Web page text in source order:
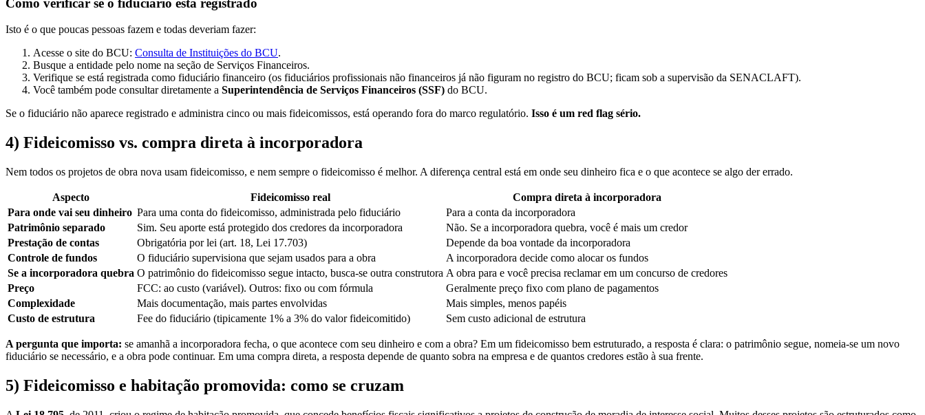
Isto é o que poucas pessoas fazem e todas deveriam fazer:
Acesse o site do BCU: Consulta de Instituições do BCU.
Busque a entidade pelo nome na seção de Serviços Financeiros.
Verifique se está registrada como fiduciário financeiro (os fiduciários profissionais não financeiros já não figuram no registro do BCU; ficam sob a supervisão da SENACLAFT).
Você também pode consultar diretamente a Superintendência de Serviços Financeiros (SSF) do BCU.
Se o fiduciário não aparece registrado e administra cinco ou mais fideicomissos, está operando fora do marco regulatório. Isso é um red flag sério.
4) Fideicomisso vs. compra direta à incorporadora
Nem todos os projetos de obra nova usam fideicomisso, e nem sempre o fideicomisso é melhor. A diferença central está em onde seu dinheiro fica e o que acontece se algo der errado.
Aspecto Fideicomisso real
Compra direta à incorporadora
Para onde vai seu dinheiro Para uma conta do fideicomisso, administrada pelo fiduciário
Para a conta da incorporadora
Patrimônio separado
Sim. Seu aporte está protegido dos credores da incorporadora
Não. Se a incorporadora quebra, você é mais um credor
Prestação de contas
Obrigatória por lei (art. 18, Lei 17.703)
Depende da boa vontade da incorporadora
Controle de fundos
O fiduciário supervisiona que sejam usados para a obra
A incorporadora decide como alocar os fundos
Se a incorporadora quebra O patrimônio do fideicomisso segue intacto, busca-se outra construtora A obra para e você precisa reclamar em um concurso de credores
Preço
FCC: ao custo (variável). Outros: fixo ou com fórmula
Geralmente preço fixo com plano de pagamentos
Complexidade
Mais documentação, mais partes envolvidas
Mais simples, menos papéis
Custo de estrutura
Fee do fiduciário (tipicamente 1% a 3% do valor fideicomitido) Sem custo adicional de estrutura
A pergunta que importa: se amanhã a incorporadora fecha, o que acontece com seu dinheiro e com a obra? Em um fideicomisso bem estruturado, a resposta é clara: o patrimônio segue, nomeia-se um novo
fiduciário se necessário, e a obra pode continuar. Em uma compra direta, a resposta depende de quanto sobra na empresa e de quantos credores estão à sua frente.
5) Fideicomisso e habitação promovida: como se cruzam